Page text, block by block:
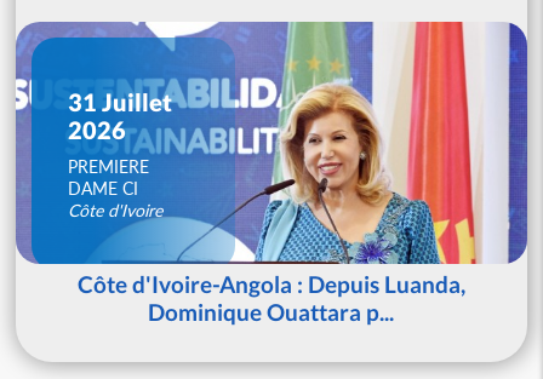
31 Juillet
2026
PREMIERE
DAME CI
Côte d'Ivoire
Côte d'Ivoire-Angola : Depuis Luanda,
Dominique Ouattara p...